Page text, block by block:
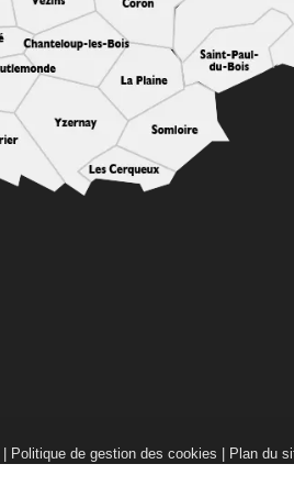
Politique de gestion des cookies Plan du